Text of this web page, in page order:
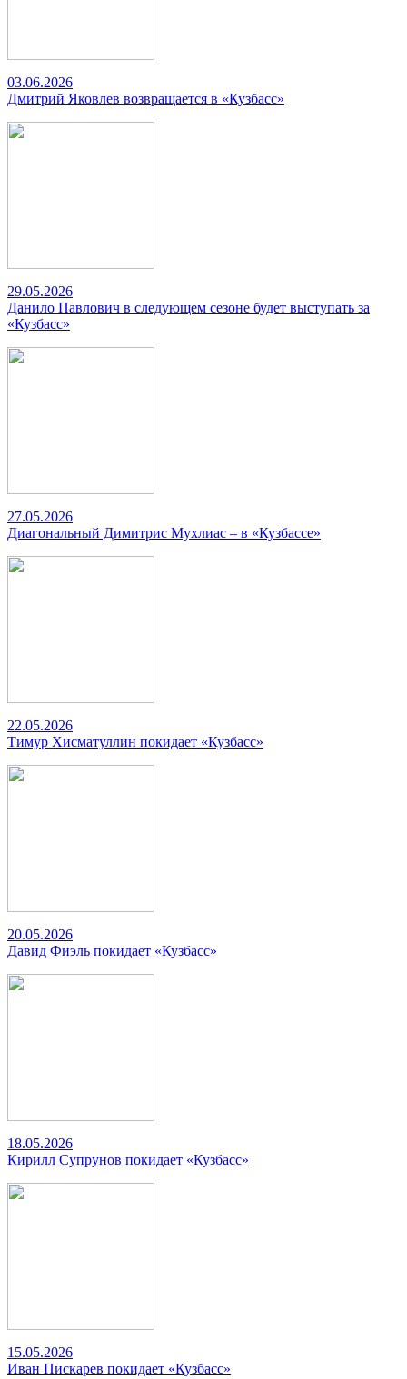
03.06.2026
Дмитрий Яковлев возвращается в «Кузбасс»
29.05.2026
Данило Павлович в следующем сезоне будет выступать за
«Кузбасс»
27.05.2026
Диагональный Димитрис Мухлиас – в «Кузбассе»
22.05.2026
Тимур Хисматуллин покидает «Кузбасс»
20.05.2026
Давид Фиэль покидает «Кузбасс»
18.05.2026
Кирилл Супрунов покидает «Кузбасс»
15.05.2026
Иван Пискарев покидает «Кузбасс»